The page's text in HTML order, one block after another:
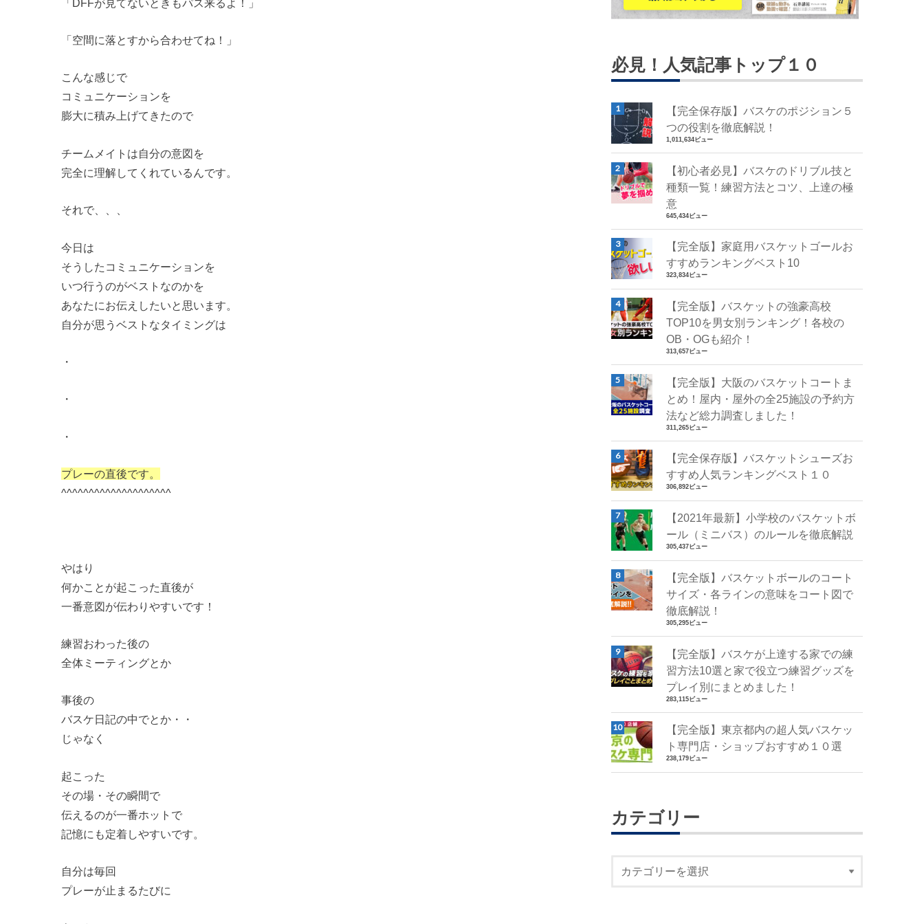
「DFFが見てないときもパス来るよ！」
「空間に落とすから合わせてね！」
こんな感じで
コミュニケーションを
膨大に積み上げてきたので
チームメイトは自分の意図を
完全に理解してくれているんです。
それで、、、
今日は
そうしたコミュニケーションを
いつ行うのがベストなのかを
あなたにお伝えしたいと思います。
自分が思うベストなタイミングは
・
・
・
プレーの直後です。
^^^^^^^^^^^^^^^^^^^^
やはり
何かことが起こった直後が
一番意図が伝わりやすいです！
練習おわった後の
全体ミーティングとか
事後の
バスケ日記の中でとか・・
じゃなく
起こった
その場・その瞬間で
伝えるのが一番ホットで
記憶にも定着しやすいです。
自分は毎回
プレーが止まるたびに
必見！人気記事トップ１０
【完全保存版】バスケのポジション５
つの役割を徹底解説！
1,011,634ビュー
【初心者必見】バスケのドリブル技と
種類一覧！練習方法とコツ、上達の極
意
645,434ビュー
【完全版】家庭用バスケットゴールお
すすめランキングベスト10
323,834ビュー
【完全版】バスケットの強豪高校
TOP10を男女別ランキング！各校の
OB・OGも紹介！
313,657ビュー
【完全版】大阪のバスケットコートま
とめ！屋内・屋外の全25施設の予約方
法など総力調査しました！
311,265ビュー
【完全保存版】バスケットシューズお
すすめ人気ランキングベスト１０
306,892ビュー
【2021年最新】小学校のバスケットボ
ール（ミニバス）のルールを徹底解説
305,437ビュー
【完全版】バスケットボールのコート
サイズ・各ラインの意味をコート図で
徹底解説！
305,295ビュー
【完全版】バスケが上達する家での練
習方法10選と家で役立つ練習グッズを
プレイ別にまとめました！
283,115ビュー
【完全版】東京都内の超人気バスケッ
ト専門店・ショップおすすめ１０選
238,179ビュー
カテゴリー